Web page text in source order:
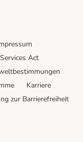
Act
Karriere
zur Barrierefreiheit